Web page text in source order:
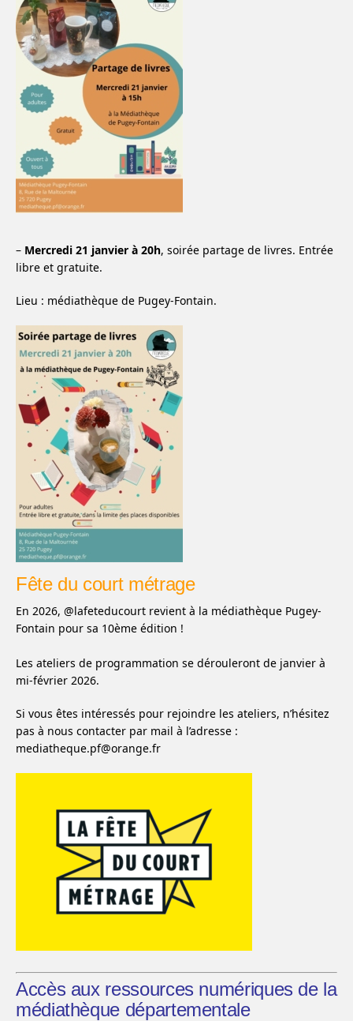
– Mercredi 21 janvier à 20h, soirée partage de livres. Entrée
libre et gratuite.
Lieu : médiathèque de Pugey-Fontain.
Fête du court métrage
En 2026, @lafeteducourt revient à la médiathèque Pugey-
Fontain pour sa 10ème édition !
Les ateliers de programmation se dérouleront de janvier à
mi-février 2026.
Si vous êtes intéressés pour rejoindre les ateliers, n’hésitez
pas à nous contacter par mail à l’adresse :
mediatheque.pf@orange.fr
Accès aux ressources numériques de la
médiathèque départementale